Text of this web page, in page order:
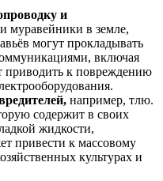
и
муравейники в земле,
могут прокладывать
включая
приводить к повреждению
например, тлю.
содержит в своих
жидкости,
привести к массовому
культурах и